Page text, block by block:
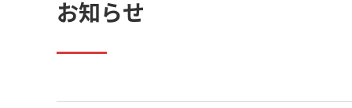
お知らせ